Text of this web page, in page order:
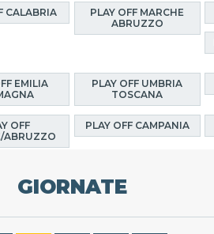
CALABRIA
PLAY OFF MARCHE
ABRUZZO
EMILIA
PLAY OFF UMBRIA
TOSCANA
OFF
ABRUZZO
PLAY OFF CAMPANIA
GIORNATE